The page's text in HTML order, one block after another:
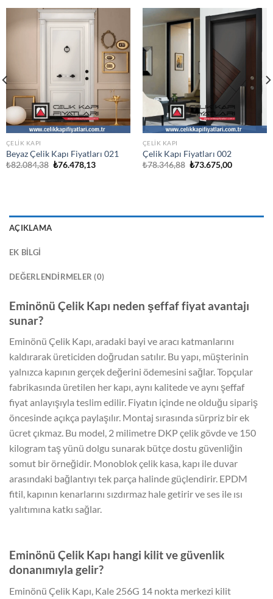
ÇELIK KAPI
Beyaz Çelik Kapı Fiyatları 021
₺82.084,38 Orijinal
₺76.478,13Şu
ÇELIK KAPI
Çelik Kapı Fiyatları 002
₺78.346,88 Orijinal
₺73.675,00Şu
AÇIKLAMA
EK BILGI
DEĞERLENDIRMELER (0)
Eminönü Çelik Kapı neden şeffaf fiyat avantajı
sunar?
Eminönü Çelik Kapı, aradaki bayi ve aracı katmanlarını
kaldırarak üreticiden doğrudan satılır. Bu yapı, müşterinin
yalnızca kapının gerçek değerini ödemesini sağlar. Topçular
fabrikasında üretilen her kapı, aynı kalitede ve aynı şeffaf
fiyat anlayışıyla teslim edilir. Fiyatın içinde ne olduğu sipariş
öncesinde açıkça paylaşılır. Montaj sırasında sürpriz bir ek
ücret çıkmaz. Bu model, 2 milimetre DKP çelik gövde ve 150
kilogram taş yünü dolgu sunarak bütçe dostu güvenliğin
somut bir örneğidir. Monoblok çelik kasa, kapı ile duvar
arasındaki bağlantıyı tek parça halinde güçlendirir. EPDM
fitil, kapının kenarlarını sızdırmaz hale getirir ve ses ile ısı
yalıtımına katkı sağlar.
Eminönü Çelik Kapı hangi kilit ve güvenlik
donanımıyla gelir?
Eminönü Çelik Kapı, Kale 256G 14 nokta merkezi kilit